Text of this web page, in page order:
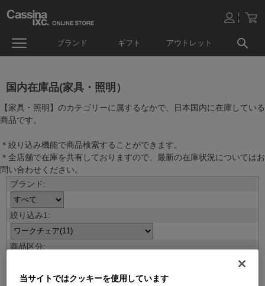
ブランド ギフト アウトレット
国内在庫品(家具・照明）
【家具・照明】のカテゴリーに属するなかで、日本国内に在庫している
商品です。
＊絞り込み機能で商品検索することができます。
＊全店舗で在庫を共有しておりますので、最新の在庫状況についてはお
問い合わせください。
並べ替え：
当サイトではクッキーを使用しています